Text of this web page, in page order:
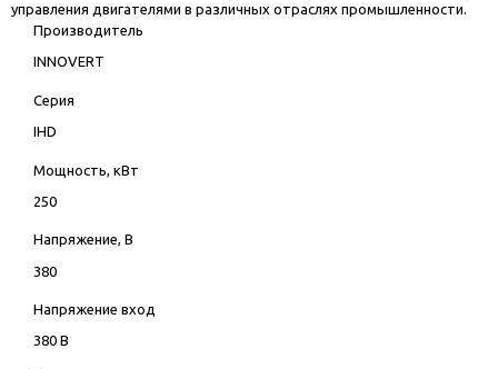
управления двигателями в различных отраслях промышленности.
Производитель
INNOVERT
Серия
IHD
Мощность, кВт
250
Напряжение, В
380
Напряжение вход
380 В